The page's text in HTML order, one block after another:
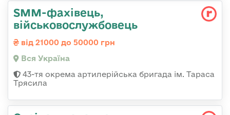
SMM-фахівець,
військовослужбовець
від 21000 до 50000 грн
Вся Україна
43-тя окрема артилерійська бригада ім. Тараса
Трясила